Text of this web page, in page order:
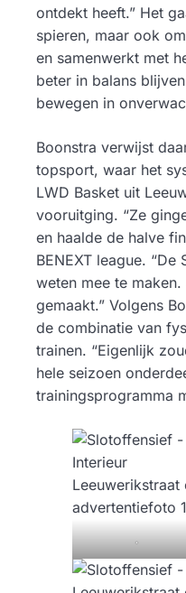
ontdekt heeft.” Het
spieren, maar ook
en samenwerkt met
beter in balans
bewegen in
Boonstra verwijst
topsport, waar het
LWD Basket uit
vooruitging. “Ze
en haalde de halve
BENEXT league.
weten mee te
gemaakt.” Volgens
de combinatie van
trainen. “Eigenlijk
hele seizoen
trainingsprogramma
.